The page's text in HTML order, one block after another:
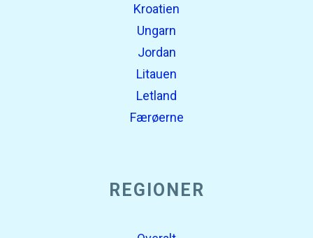
Kroatien
Ungarn
Jordan
Litauen
Letland
Færøerne
REGIONER